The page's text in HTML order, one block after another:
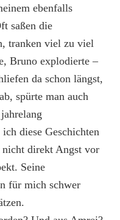
ebenfalls
saßen die
tranken viel zu viel
Bruno explodierte –
da schon längst,
spürte man auch
diese Geschichten
nicht direkt Angst vor
Seine
für mich schwer